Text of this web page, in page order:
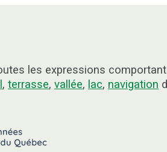
les expressions
, terrasse, vallée, lac, navigation